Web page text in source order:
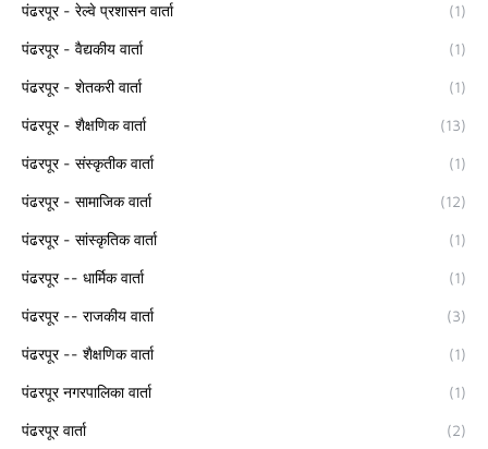
पंढरपूर - रेल्वे प्रशासन वार्ता (1)
पंढरपूर - वैद्यकीय वार्ता (1)
पंढरपूर - शेतकरी वार्ता (1)
पंढरपूर - शैक्षणिक वार्ता (13)
पंढरपूर - संस्कृतीक वार्ता (1)
पंढरपूर - सामाजिक वार्ता (12)
पंढरपूर - सांस्कृतिक वार्ता (1)
पंढरपूर -- धार्मिक वार्ता (1)
पंढरपूर -- राजकीय वार्ता (3)
पंढरपूर -- शैक्षणिक वार्ता (1)
पंढरपूर नगरपालिका वार्ता (1)
पंढरपूर वार्ता (2)